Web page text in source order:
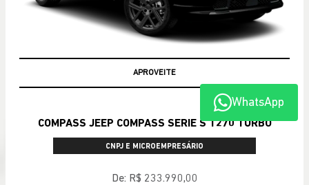
APROVEITE
COMPASS JEEP COMPASS SERIE S T270 TURBO
CNPJ E MICROEMPRESÁRIO
De: R$ 233.990,00
WhatsApp